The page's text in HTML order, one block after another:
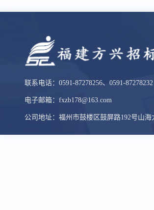
联系电话：0591-87278256、0591-87278232
电子邮箱：fxzb178@163.com
公司地址：福州市鼓楼区鼓屏路192号山海